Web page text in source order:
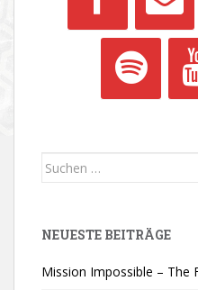
Suchen
NEUESTE BEITRÄGE
Mission Impossible – The